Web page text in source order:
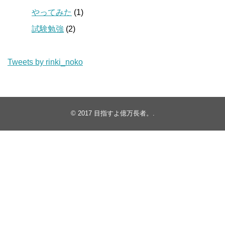
やってみた (1)
試験勉強 (2)
Tweets by rinki_noko
© 2017 目指すよ億万長者。 .